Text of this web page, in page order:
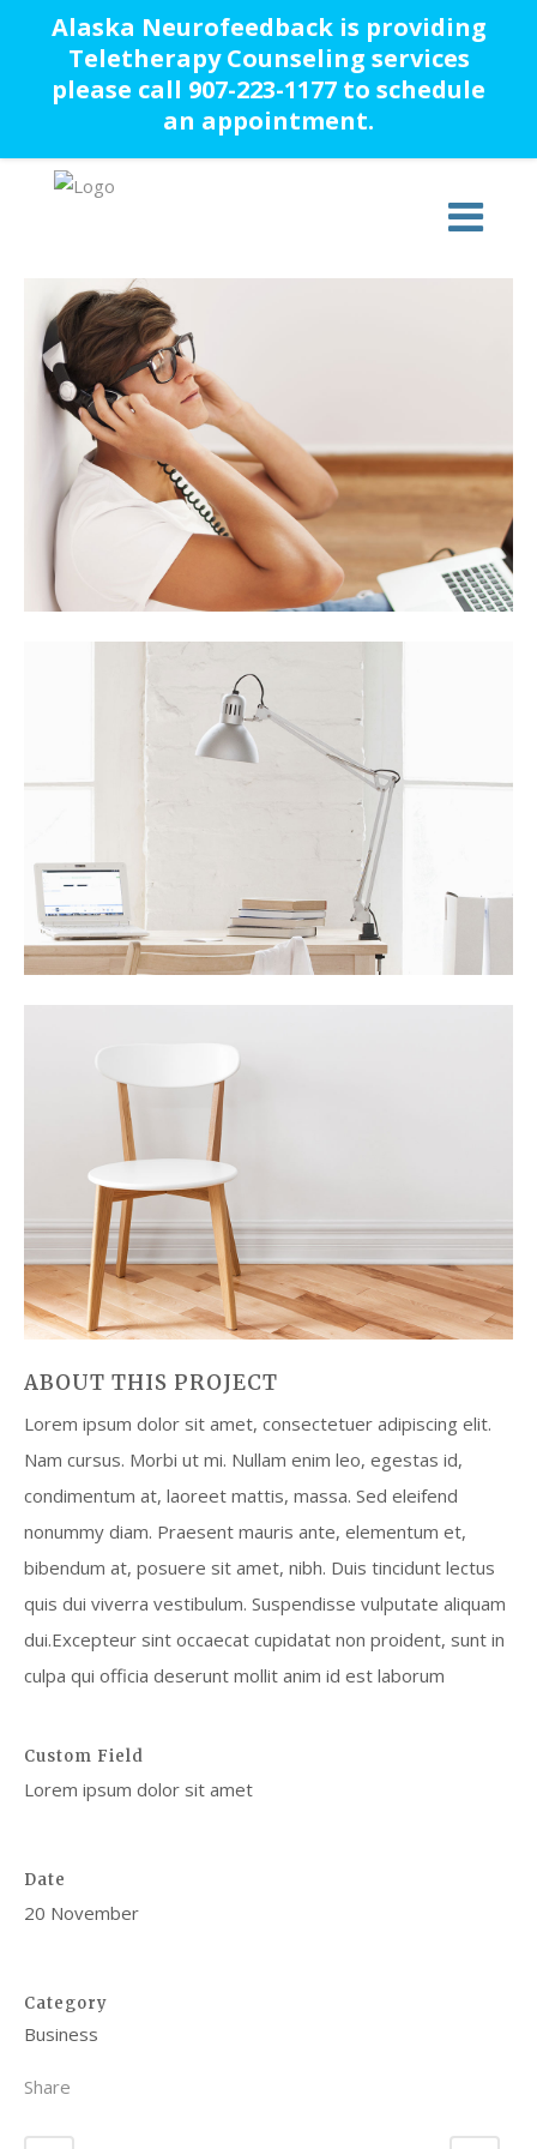
Alaska Neurofeedback is providing
Teletherapy Counseling services
please call 907-223-1177 to schedule
an appointment.
ABOUT THIS PROJECT
Lorem ipsum dolor sit amet, consectetuer adipiscing elit.
Nam cursus. Morbi ut mi. Nullam enim leo, egestas id,
condimentum at, laoreet mattis, massa. Sed eleifend
nonummy diam. Praesent mauris ante, elementum et,
bibendum at, posuere sit amet, nibh. Duis tincidunt lectus
quis dui viverra vestibulum. Suspendisse vulputate aliquam
dui.Excepteur sint occaecat cupidatat non proident, sunt in
culpa qui officia deserunt mollit anim id est laborum
Custom Field
Lorem ipsum dolor sit amet
Date
20 November
Category
Business
Share